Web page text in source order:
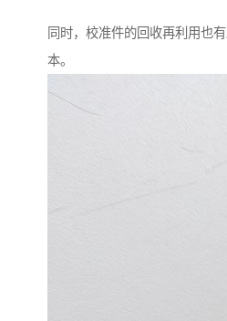
同时，校准件的回收再利用也
本。